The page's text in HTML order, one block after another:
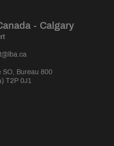
- Calgary
SO, Bureau 800
T2P 0J1